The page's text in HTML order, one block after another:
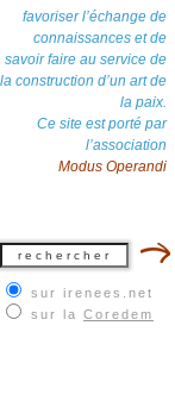
favoriser l’échange de
connaissances et de
savoir faire au service de
la construction d’un art de
la paix.
Ce site est porté par
l’association
Modus Operandi
sur irenees.net
sur la Coredem